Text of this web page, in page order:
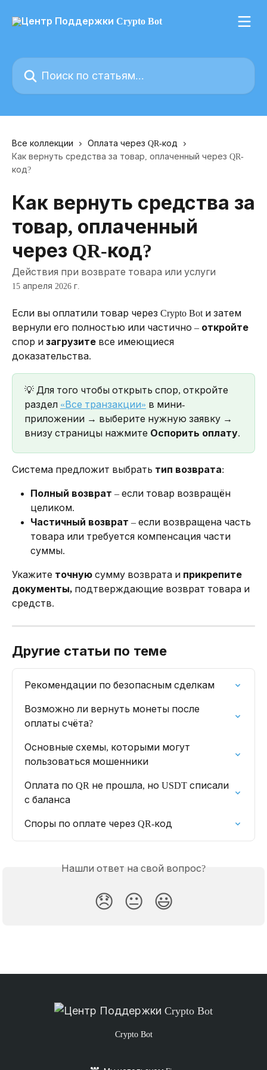
Поиск по статьям...
Все коллекции
Оплата через QR-код
Как вернуть средства за товар, оплаченный через QR-
код?
Как вернуть средства за
товар, оплаченный
через QR-код?
Действия при возврате товара или услуги
15 апреля 2026 г.
Если вы оплатили товар через Crypto Bot и затем
вернули его полностью или частично – откройте
спор и загрузите все имеющиеся
доказательства.
💡 Для того чтобы открыть спор, откройте
раздел «Все транзакции» в мини-
приложении → выберите нужную заявку →
внизу страницы нажмите Оспорить оплату.
Система предложит выбрать тип возврата:
Полный возврат – если товар возвращён
целиком.
Частичный возврат – если возвращена часть
товара или требуется компенсация части
суммы.
Укажите точную сумму возврата и прикрепите
документы, подтверждающие возврат товара и
средств.
Другие статьи по теме
Рекомендации по безопасным сделкам
Возможно ли вернуть монеты после
оплаты счёта?
Основные схемы, которыми могут
пользоваться мошенники
Оплата по QR не прошла, но USDT списали
с баланса
Споры по оплате через QR-код
Нашли ответ на свой вопрос?
😞 😐 😃
Crypto Bot